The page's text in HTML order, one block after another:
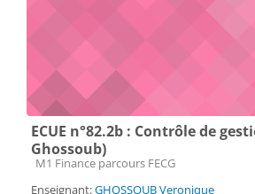
ECUE n°82.2b : Contrôle de
Ghossoub)
Catégorie de cours
M1 Finance parcours FECG
Enseignant:GHOSSOUB Veronique